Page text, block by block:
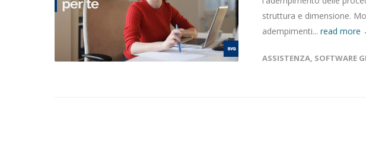
struttura e dimensione.
adempimenti... read more
ASSISTENZA, SOFTWARE